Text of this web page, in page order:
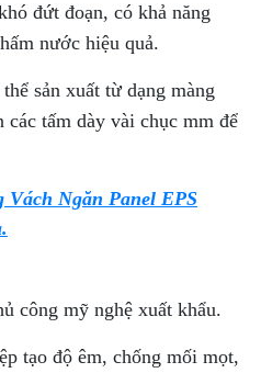
đứt đoạn, có khả năng
nước hiệu quả.
sản xuất từ dạng màng
các tấm dày vài chục mm để
Vách Ngăn Panel EPS
công mỹ nghệ xuất khẩu.
tạo độ êm, chống mối mọt,